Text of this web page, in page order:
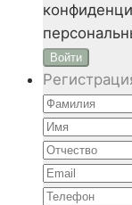
Войти